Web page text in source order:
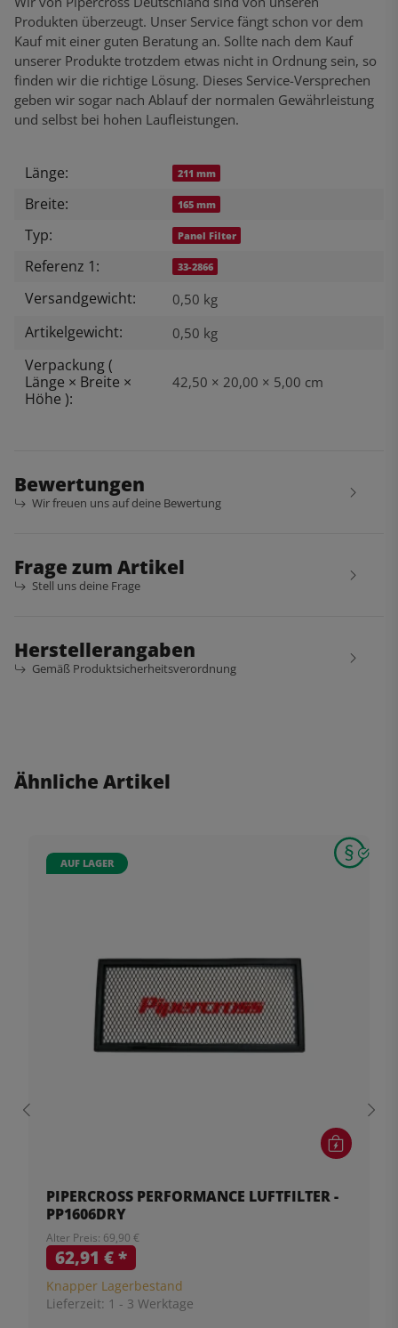
Produkten überzeugt. Unser Service fängt schon vor dem
Kauf mit einer guten Beratung an. Sollte nach dem Kauf
unserer Produkte trotzdem etwas nicht in Ordnung sein, so
finden wir die richtige Lösung. Dieses Service-Versprechen
geben wir sogar nach Ablauf der normalen Gewährleistung
und selbst bei hohen Laufleistungen.
Produkteigenschaft
Wert
Länge: 211 mm
Breite: 165 mm
Typ: Panel Filter
Referenz 1: 33-2866
Versandgewicht: 0,50 kg
Artikelgewicht: 0,50 kg
Verpackung (
Länge × Breite ×
Höhe ):
42,50 × 20,00 × 5,00 cm
Bewertungen
Wir freuen uns auf deine Bewertung
Frage zum Artikel
Stell uns deine Frage
Herstellerangaben
Gemäß Produktsicherheitsverordnung
Ähnliche Artikel
AUF LAGER
PIPERCROSS PERFORMANCE LUFTFILTER -
PP1606DRY
Alter Preis: 69,90 €
62,91 €*
Knapper Lagerbestand
Lieferzeit: 1 - 3 Werktage